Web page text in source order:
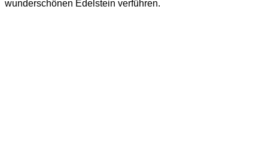
wunderschönen Edelstein verführen.